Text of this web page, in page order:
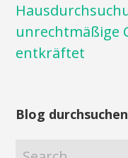
unrechtmäßige
entkräftet
Blog durchsuchen